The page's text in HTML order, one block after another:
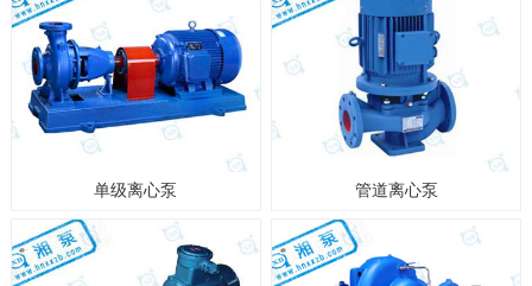
单级离心泵 管道离心泵